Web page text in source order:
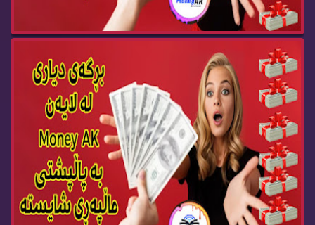
Money AK Gift BOX 91